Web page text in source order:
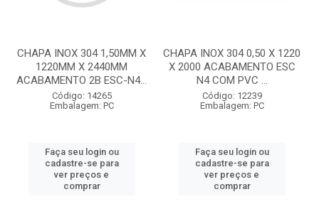
CHAPA INOX 304 1,50MM X
1220MM X 2440MM
ACABAMENTO 2B ESC-N4...
Código: 14265
Embalagem: PC
Faça seu login ou
cadastre-se para
ver preços e
comprar
CHAPA INOX 304 0,50 X 1220
X 2000 ACABAMENTO ESC
N4 COM PVC ...
Código: 12239
Embalagem: PC
Faça seu login ou
cadastre-se para
ver preços e
comprar